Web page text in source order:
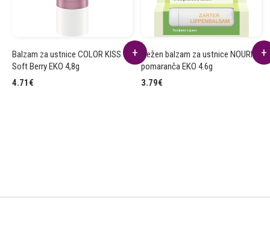
Balzam za ustnice COLOR KISS 02
Soft Berry EKO 4,8g
4.71 €
Nežen balzam za ustnice NOURISH
pomaranča EKO 4.6g
3.79€